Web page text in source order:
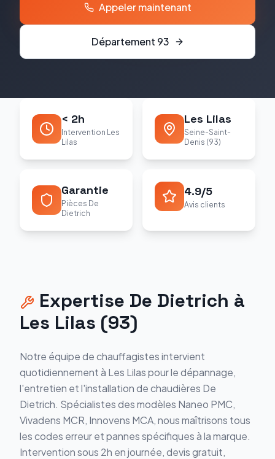
Appeler maintenant
Département 93
< 2h
Intervention Les
Lilas
Les Lilas
Seine-Saint-
Denis (93)
Garantie
Pièces De
Dietrich
4.9/5
Avis clients
Expertise De Dietrich à
Les Lilas (93)
Notre équipe de chauffagistes intervient
quotidiennement à Les Lilaspour le dépannage,
l'entretien et l'installation de chaudières De
Dietrich. Spécialistes des modèles Naneo PMC,
Vivadens MCR, Innovens MCA, nous maîtrisons tous
les codes erreur et pannes spécifiques à la marque.
Intervention sous 2h en journée, devis gratuit,